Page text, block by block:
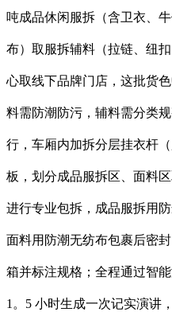
吨成品休闲服拆（含卫衣、
布）取服拆辅料（拉链、纽
心取线下品牌门店，这批货
料需防潮防污，辅料需分类
行，车厢内加拆分层挂衣杆
板，划分成品服拆区、面料
进行专业包拆，成品服拆用
面料用防潮无纺布包裹后密
箱并标注规格；全程通过智
1。5 小时生成一次记实演讲